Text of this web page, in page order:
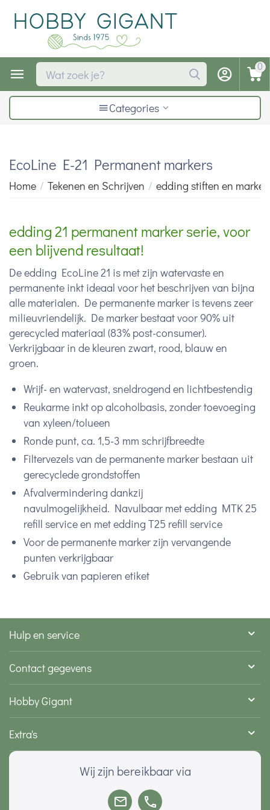
0
Categories
EcoLine E-21 Permanent markers
Home / Tekenen en Schrijven / edding stiften en
edding 21 permanent marker serie, voor
een blijvend resultaat!
De edding EcoLine 21 is met zijn watervaste en
permanente inkt ideaal voor het beschrijven van bijna
alle materialen. De permanente marker is tevens zeer
milieuvriendelijk. De marker bestaat voor 90% uit
gerecycled materiaal (83% post-consumer).
Verkrijgbaar in de kleuren zwart, rood, blauw en
groen.
Wrijf- en watervast, sneldrogend en lichtbestendig
Reukarme inkt op alcoholbasis, zonder toevoeging
van xyleen/tolueen
Ronde punt, ca. 1,5-3 mm schrijfbreedte
Filtervezels van de permanente marker bestaan uit
gerecyclede grondstoffen
Afvalvermindering dankzij
navulmogelijkheid. Navulbaar met edding MTK 25
refill service en met edding T25 refill service
Voor de permanente marker zijn vervangende
punten verkrijgbaar
Gebruik van papieren etiket
Hulp en service
Contact gegevens
Hobby Gigant
Extra's
Wij zijn bereikbaar via